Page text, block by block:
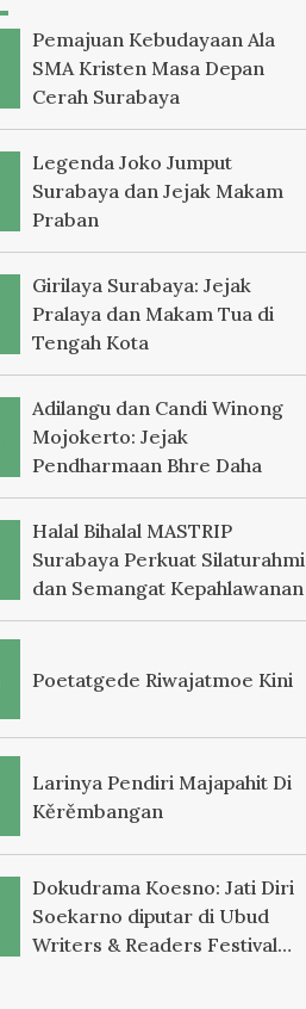
Pemajuan Kebudayaan Ala
SMA Kristen Masa Depan
Cerah Surabaya
Legenda Joko Jumput
Surabaya dan Jejak Makam
Praban
Girilaya Surabaya: Jejak
Pralaya dan Makam Tua di
Tengah Kota
Adilangu dan Candi Winong
Mojokerto: Jejak
Pendharmaan Bhre Daha
Halal Bihalal MASTRIP
Surabaya Perkuat Silaturahmi
dan Semangat Kepahlawanan
Poetatgede Riwajatmoe Kini
Larinya Pendiri Majapahit Di
Kěrěmbangan
Dokudrama Koesno: Jati Diri
Soekarno diputar di Ubud
Writers & Readers Festival